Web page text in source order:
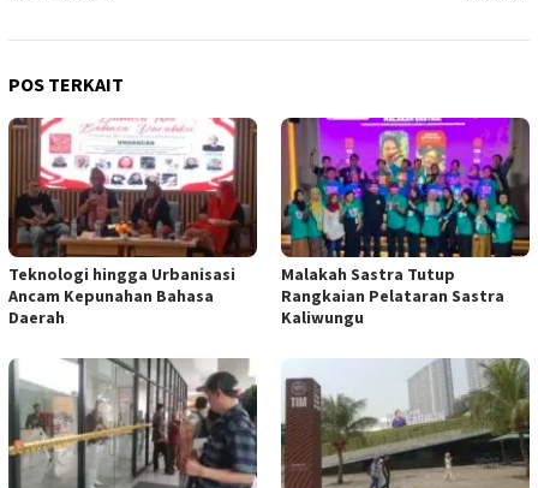
POS TERKAIT
Teknologi hingga Urbanisasi
Ancam Kepunahan Bahasa
Daerah
Malakah Sastra Tutup
Rangkaian Pelataran Sastra
Kaliwungu